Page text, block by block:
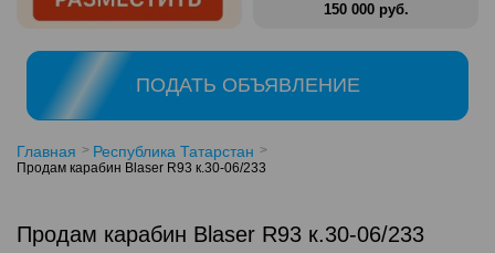
80 000 руб. 150 000 руб.
ПОДАТЬ ОБЪЯВЛЕНИЕ
Главная Республика Татарстан
Продам карабин Blaser R93 к.30-06/233
Продам карабин Blaser R93 к.30-06/233